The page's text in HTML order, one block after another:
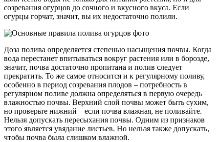
созревания огурцов до сочного и вкусного вкуса. Если
огурцы горчат, значит, вы их недостаточно полили.
Доза полива определяется степенью насыщения почвы. Когда
вода перестанет впитываться вокруг растения или в борозде,
значит, почва достаточно пропитана и полив следует
прекратить. То же самое относится и к регулярному поливу,
особенно в период созревания плодов – потребность в
регулярном поливе должна определяться в первую очередь
влажностью почвы. Верхний слой почвы может быть сухим,
но проверьте нижний – если почва влажная, не поливайте.
Нельзя допускать пересыхания почвы. Одним из признаков
этого является увядание листьев. Но нельзя также допускать,
чтобы почва была слишком влажной.